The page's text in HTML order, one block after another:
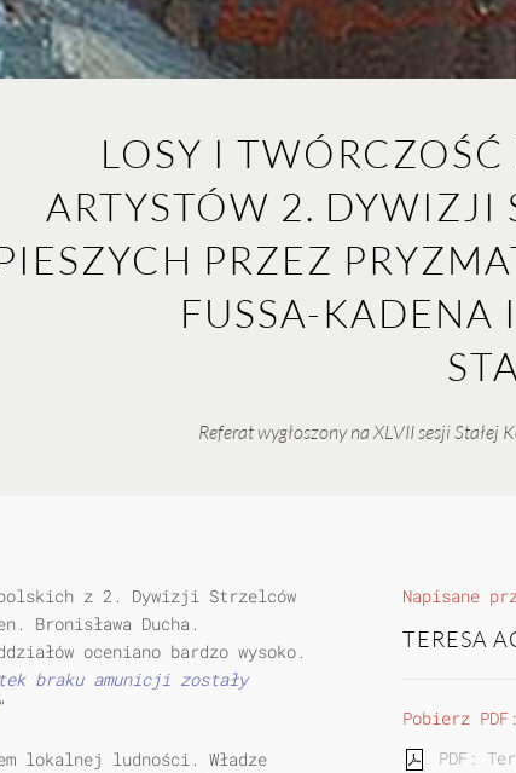
LOSY I
ARTYSTÓW 2. DYWIZJI
PRZEZ
FUSSA-KADENA
Referat wygłoszony na XLVII sesji
z 2. Dywizji Strzelców
Bronisława Ducha.
oceniano bardzo wysoko.
braku amunicji zostały
lokalnej ludności. Władze
Napisane
TERESA
Pobierz PDF:
PDF: